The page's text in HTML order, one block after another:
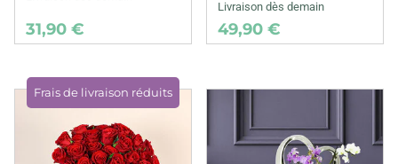
31,90 €
Livraison dès demain
49,90 €
Frais de livraison réduits